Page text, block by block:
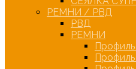
РЕМНИ / РВД
РВД
РЕМНИ
Профиль